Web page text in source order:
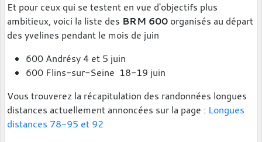
Et pour ceux qui se testent en vue d'objectifs plus
ambitieux, voici la liste des BRM 600 organisés au départ
des yvelines pendant le mois de juin
600 Andrésy 4 et 5 juin
600 Flins-sur-Seine 18-19 juin
Vous trouverez la récapitulation des randonnées longues
distances actuellement annoncées sur la page : Longues
distances 78-95 et 92